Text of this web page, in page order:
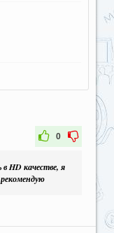
0
HD качестве, я